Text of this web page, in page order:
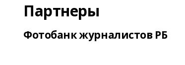
Партнеры
Фотобанк журналистов РБ